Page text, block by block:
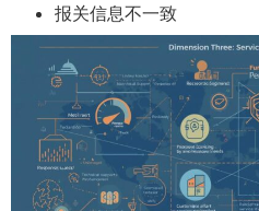
报关信息不一致